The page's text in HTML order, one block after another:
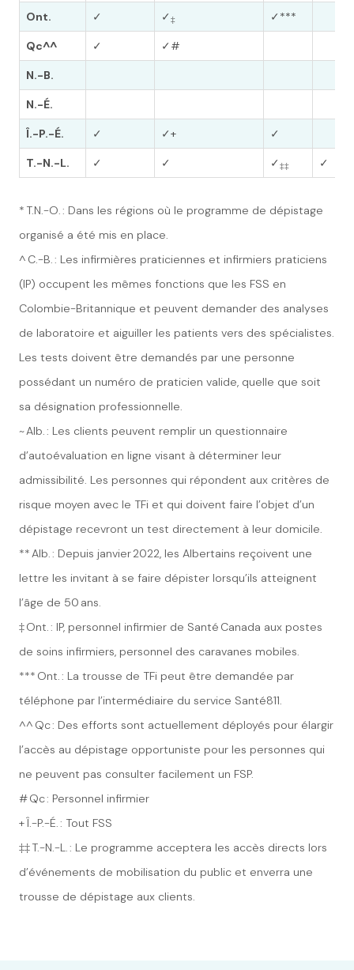
Ont. ✓ ✓ ‡ ✓***
Qc^^ ✓ ✓#
N.-B.
N.-É.
Î.-P.-É. ✓ ✓+ ✓
T.-N.-L. ✓ ✓ ✓ ‡‡ ✓
* T.N.-O. : Dans les régions où le programme de dépistage
organisé a été mis en place.
^ C.-B. : Les infirmières praticiennes et infirmiers praticiens
(IP) occupent les mêmes fonctions que les FSS en
Colombie-Britannique et peuvent demander des analyses
de laboratoire et aiguiller les patients vers des spécialistes.
Les tests doivent être demandés par une personne
possédant un numéro de praticien valide, quelle que soit
sa désignation professionnelle.
~ Alb. : Les clients peuvent remplir un questionnaire
d’autoévaluation en ligne visant à déterminer leur
admissibilité. Les personnes qui répondent aux critères de
risque moyen avec le TFi et qui doivent faire l’objet d’un
dépistage recevront un test directement à leur domicile.
** Alb. : Depuis janvier 2022, les Albertains reçoivent une
lettre les invitant à se faire dépister lorsqu’ils atteignent
l’âge de 50 ans.
‡ Ont. : IP, personnel infirmier de Santé Canada aux postes
de soins infirmiers, personnel des caravanes mobiles.
*** Ont. : La trousse de TFi peut être demandée par
téléphone par l’intermédiaire du service Santé811.
^^ Qc : Des efforts sont actuellement déployés pour élargir
l’accès au dépistage opportuniste pour les personnes qui
ne peuvent pas consulter facilement un FSP.
# Qc : Personnel infirmier
+ Î.-P.-É. : Tout FSS
‡‡ T.-N.-L. : Le programme acceptera les accès directs lors
d’événements de mobilisation du public et enverra une
trousse de dépistage aux clients.